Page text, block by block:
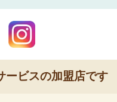
ービスの加盟店です